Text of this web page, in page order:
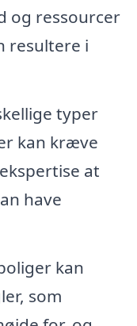
og ressourcer
resultere i
typer
kan kræve
at
have
kan
som